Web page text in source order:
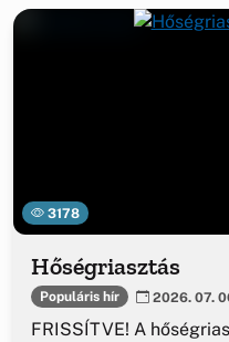
3178
Hőségriasztás
Populáris hír 2026. 07.
FRISSÍTVE! A